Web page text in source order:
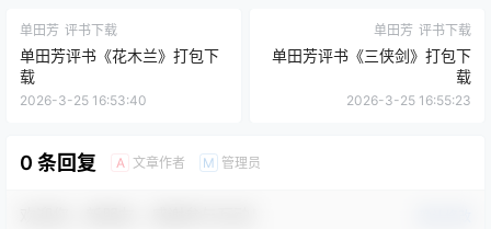
单田芳 评书下载
单田芳评书《花木兰》打包下
载
2026-3-25 16:53:40
单田芳 评书下载
单田芳评书《三侠剑》打包下
载
2026-3-25 16:55:23
0 条回复 A 文章作者 M 管理员